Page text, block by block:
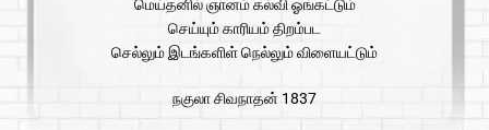
மெய்தனில் ஞானம் கல்வி ஓங்கட்டும்
செய்யும் காரியம் திறம்பட
செல்லும் இடங்களிள் நெல்லும் விளையட்டும்
நகுலா சிவநாதன் 1837